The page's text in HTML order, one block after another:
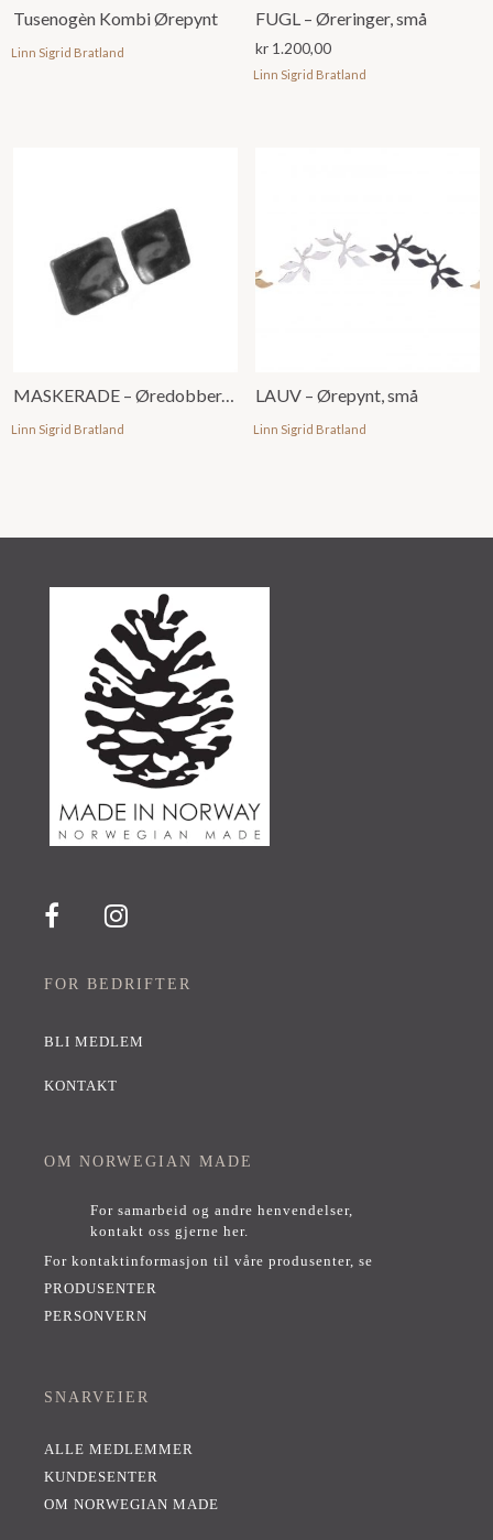
Tusenogèn Kombi Ørepynt
Linn Sigrid Bratland
FUGL – Øreringer, små
kr 1.200,00
Linn Sigrid Bratland
MASKERADE – Øredobber, små, u/ emalje
Linn Sigrid Bratland
LAUV – Ørepynt, små
Linn Sigrid Bratland
FOR BEDRIFTER
BLI MEDLEM
KONTAKT
OM NORWEGIAN MADE
For samarbeid og andre henvendelser,
kontakt oss gjerne her.
For kontaktinformasjon til våre produsenter, se
PRODUSENTER
PERSONVERN
SNARVEIER
ALLE MEDLEMMER
KUNDESENTER
OM NORWEGIAN MADE